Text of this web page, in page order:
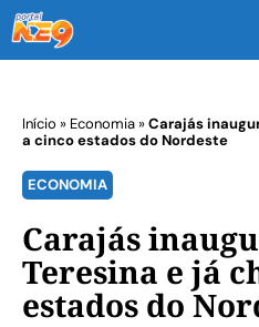
Início » Economia»Carajás
a cinco estados do Nordeste
ECONOMIA
Carajás
Teresina e já
estados do